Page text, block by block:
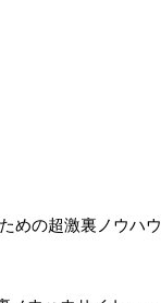
めの超激裏ノウハウ